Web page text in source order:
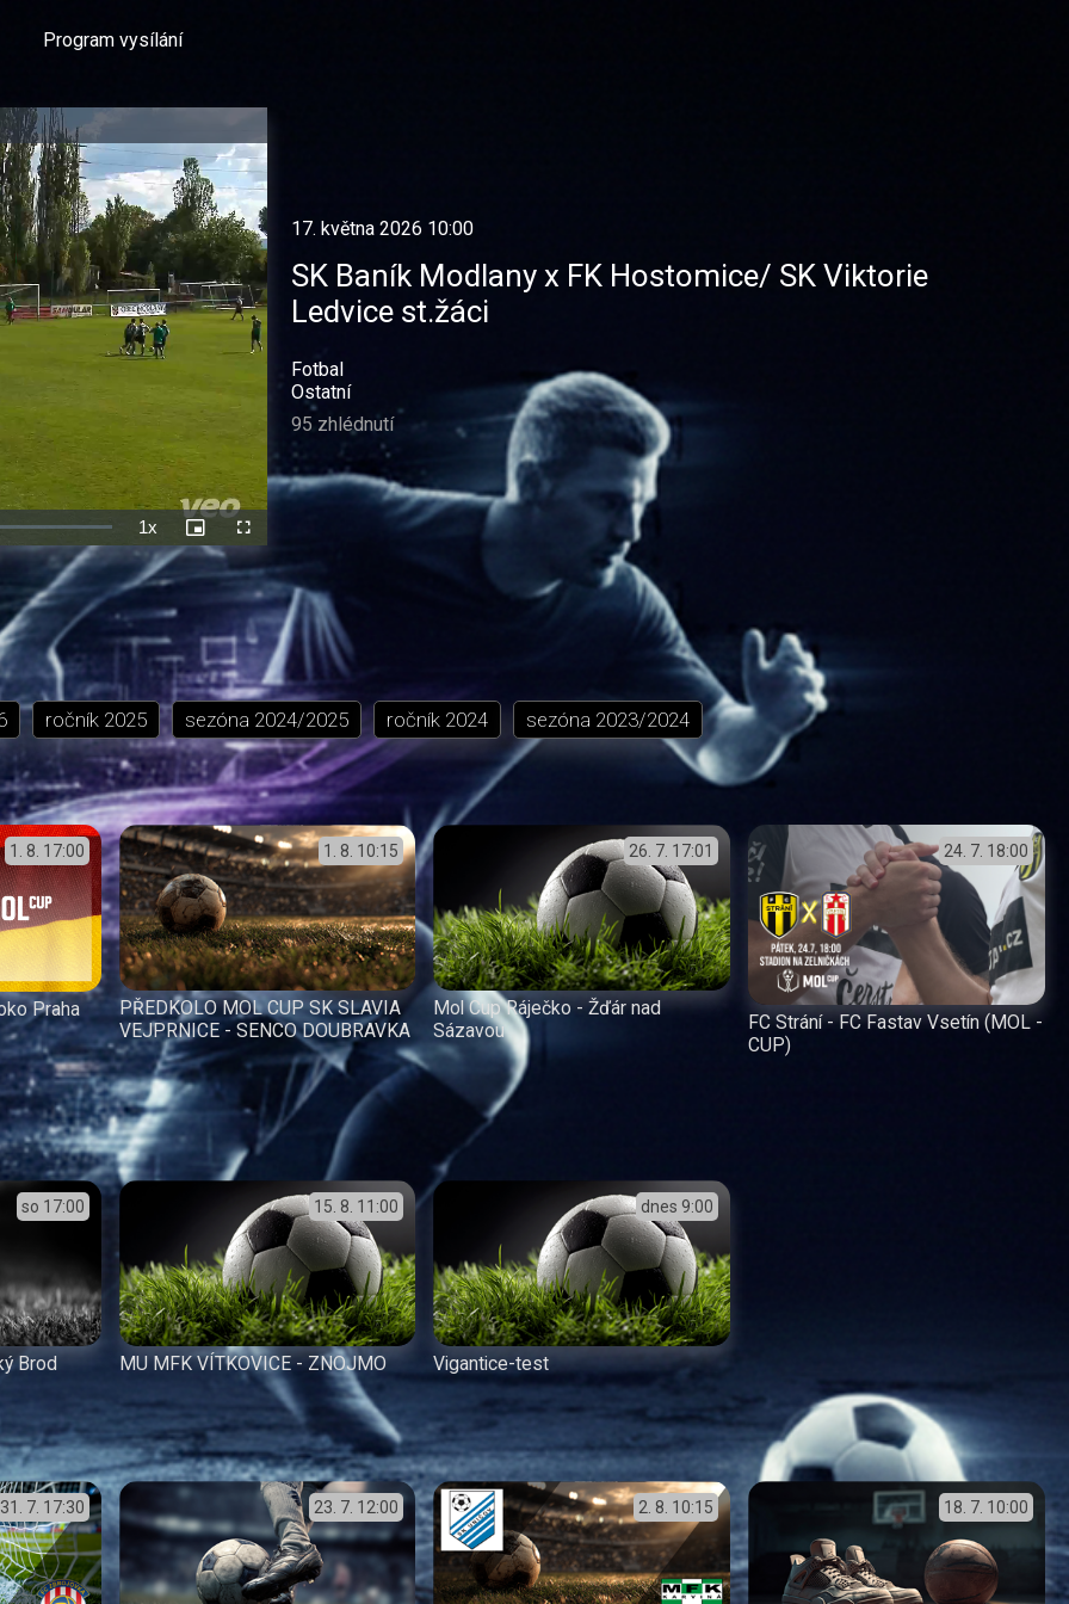
Program vysílání
1xRychlost
přehrávání
Picture-
in-
Picture
Celá
obrazovka
17. května 2026 10:00
SK Baník Modlany x FK Hostomice/ SK Viktorie
Ledvice st.žáci
Fotbal
Ostatní
95 zhlédnutí
ročník 2025 sezóna 2024/2025 ročník 2024 sezóna 2023/2024
1. 8. 17:00
Praha
1. 8. 10:15
PŘEDKOLO MOL CUP SK SLAVIA
VEJPRNICE - SENCO DOUBRAVKA
26. 7. 17:01
Mol Cup Ráječko - Žďár nad
Sázavou
24. 7. 18:00
FC Strání - FC Fastav Vsetín (MOL -
CUP)
so 17:00
Brod
15. 8. 11:00
MU MFK VÍTKOVICE - ZNOJMO
dnes 9:00
Vigantice-test
31. 7. 17:30 23. 7. 12:00 2. 8. 10:15 18. 7. 10:00